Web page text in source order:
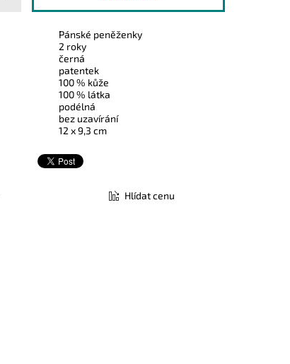
Pánské peněženky
2 roky
černá
patentek
100 % kůže
100 % látka
podélná
bez uzavírání
12 x 9,3 cm
Hlídat cenu